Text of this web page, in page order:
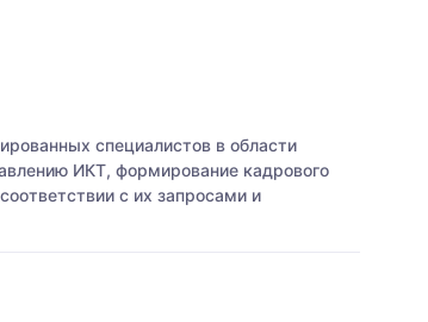
специалистов в области
ИКТ, формирование кадрового
с их запросами и